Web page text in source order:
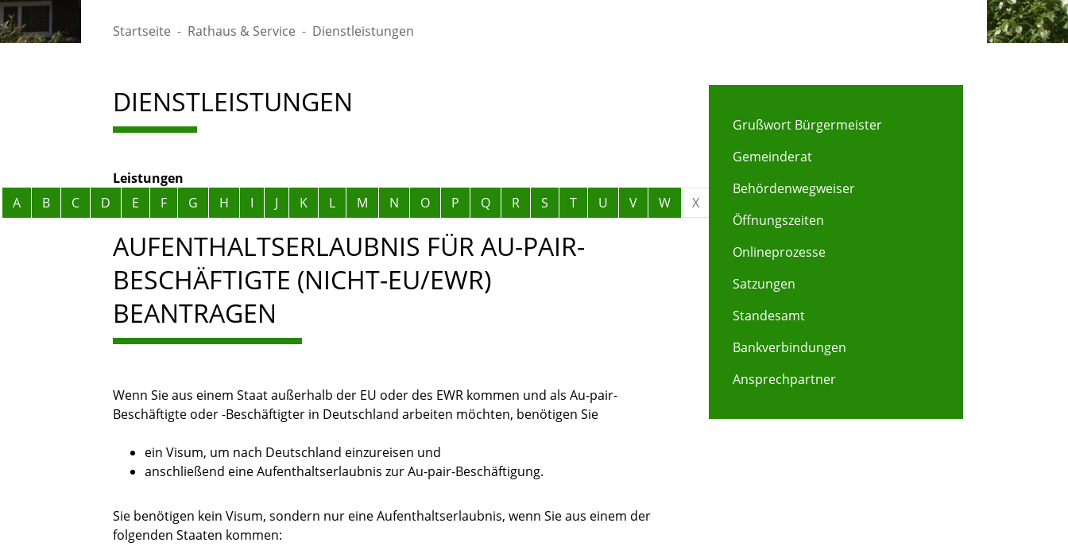
Startseite Rathaus & Service Dienstleistungen
DIENSTLEISTUNGEN
Leistungen
Alphabetisches Register überspringen
A B C D E F G H I J K L M N O P Q R S T U V W X
AUFENTHALTSERLAUBNIS FÜR AU-PAIR-
BESCHÄFTIGTE (NICHT-EU/EWR)
BEANTRAGEN
Wenn Sie aus einem Staat außerhalb der EU oder des EWR kommen und als Au-pair-
Beschäftigte oder -Beschäftigter in Deutschland arbeiten möchten, benötigen Sie
ein Visum, um nach Deutschland einzureisen und
anschließend eine Aufenthaltserlaubnis zur Au-pair-Beschäftigung.
Sie benötigen kein Visum, sondern nur eine Aufenthaltserlaubnis, wenn Sie aus einem der
folgenden Staaten kommen:
Grußwort Bürgermeister
Gemeinderat
Behördenwegweiser
Öffnungszeiten
Onlineprozesse
Satzungen
Standesamt
Bankverbindungen
Ansprechpartner